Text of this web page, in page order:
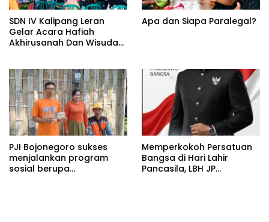
SDN IV Kalipang Leran
Gelar Acara Hafiah
Akhirusanah Dan Wisuda
Apa dan Siapa Paralegal?
PJI Bojonegoro sukses
menjalankan program
sosial berupa
Memperkokoh Persatuan
Bangsa di Hari Lahir
Pancasila, LBH JP